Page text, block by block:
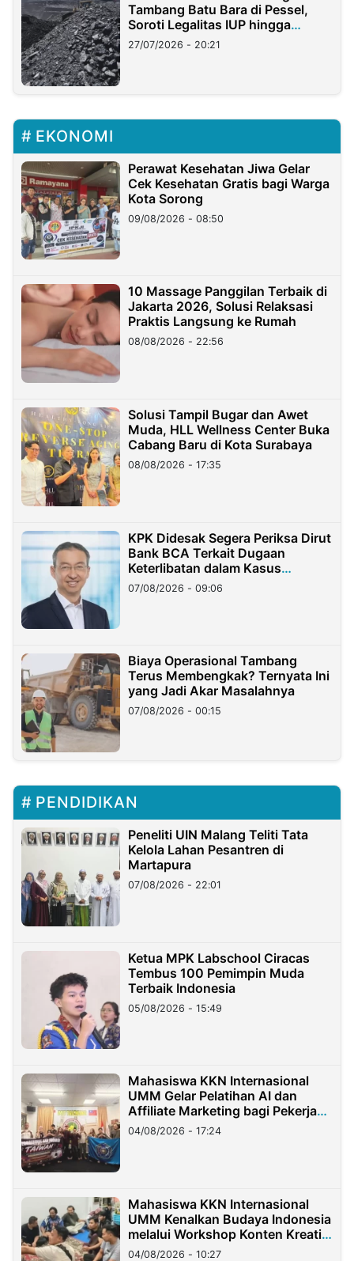
Tambang Batu Bara di Pessel,
Soroti Legalitas IUP hingga
Stockpile
27/07/2026 - 20:21
EKONOMI
Perawat Kesehatan Jiwa Gelar
Cek Kesehatan Gratis bagi Warga
Kota Sorong
09/08/2026 - 08:50
10 Massage Panggilan Terbaik di
Jakarta 2026, Solusi Relaksasi
Praktis Langsung ke Rumah
08/08/2026 - 22:56
Solusi Tampil Bugar dan Awet
Muda, HLL Wellness Center Buka
Cabang Baru di Kota Surabaya
08/08/2026 - 17:35
KPK Didesak Segera Periksa Dirut
Bank BCA Terkait Dugaan
Keterlibatan dalam Kasus
Hilangnya Dana Nasabah Rp2,58
Miliar
07/08/2026 - 09:06
Biaya Operasional Tambang
Terus Membengkak? Ternyata Ini
yang Jadi Akar Masalahnya
07/08/2026 - 00:15
PENDIDIKAN
Peneliti UIN Malang Teliti Tata
Kelola Lahan Pesantren di
Martapura
07/08/2026 - 22:01
Ketua MPK Labschool Ciracas
Tembus 100 Pemimpin Muda
Terbaik Indonesia
05/08/2026 - 15:49
Mahasiswa KKN Internasional
UMM Gelar Pelatihan AI dan
Affiliate Marketing bagi Pekerja
Migran Indonesia di Taiwan
04/08/2026 - 17:24
Mahasiswa KKN Internasional
UMM Kenalkan Budaya Indonesia
melalui Workshop Konten Kreatif
di Taiwan
04/08/2026 - 10:27